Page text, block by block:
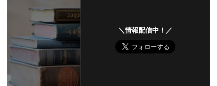
＼情報配信中！／